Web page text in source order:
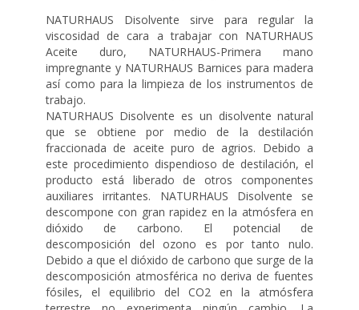
NATURHAUS Disolvente sirve para regular la
viscosidad de cara a trabajar con NATURHAUS
Aceite duro, NATURHAUS-Primera mano
impregnante y NATURHAUS Barnices para madera
así como para la limpieza de los instrumentos de
trabajo.
NATURHAUS Disolvente es un disolvente natural
que se obtiene por medio de la destilación
fraccionada de aceite puro de agrios. Debido a
este procedimiento dispendioso de destilación, el
producto está liberado de otros componentes
auxiliares irritantes. NATURHAUS Disolvente se
descompone con gran rapidez en la atmósfera en
dióxido de carbono. El potencial de
descomposición del ozono es por tanto nulo.
Debido a que el dióxido de carbono que surge de la
descomposición atmosférica no deriva de fuentes
fósiles, el equilibrio del CO2 en la atmósfera